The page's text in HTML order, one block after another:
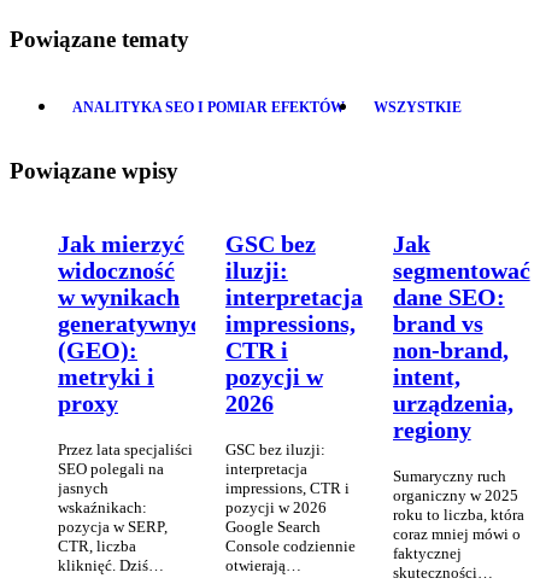
Powiązane tematy
ANALITYKA SEO I POMIAR EFEKTÓW WSZYSTKIE
Powiązane wpisy
Jak mierzyć
widoczność
w wynikach
generatywnych
(GEO):
metryki i
proxy
Przez lata specjaliści
SEO polegali na
jasnych
wskaźnikach:
pozycja w SERP,
CTR, liczba
kliknięć. Dziś…
GSC bez
iluzji:
interpretacja
impressions,
CTR i
pozycji w
2026
GSC bez iluzji:
interpretacja
impressions, CTR i
pozycji w 2026
Google Search
Console codziennie
otwierają…
Jak
segmentować
dane SEO:
brand vs
non-brand,
intent,
urządzenia,
regiony
Sumaryczny ruch
organiczny w 2025
roku to liczba, która
coraz mniej mówi o
faktycznej
skuteczności…